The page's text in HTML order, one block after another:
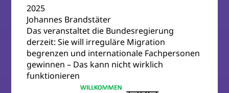
2025
Johannes Brandstäter
Das veranstaltet die Bundesregierung
derzeit: Sie will irreguläre Migration
begrenzen und internationale Fachpersonen
gewinnen – Das kann nicht wirklich
funktionieren